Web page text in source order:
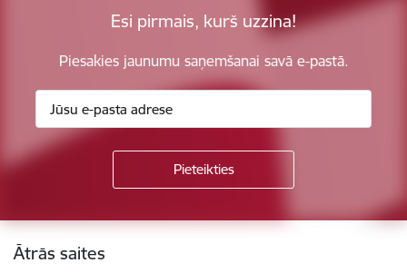
Esi pirmais, kurš uzzina!
Piesakies jaunumu saņemšanai savā e-pastā.
Kājene
Ātrās saites